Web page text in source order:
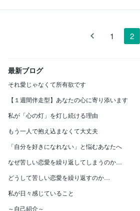
1 2
最新ブログ
それ愛じゃなくて所有欲です
【１週間伴走型】あなたの心に寄り添います
私が「心の灯」を灯し続ける理由
もう一人で抱え込まなくて大丈夫
「自分を好きになれない」と悩むあなたへ
なぜ苦しい恋愛を繰り返してしまうのか…
どうして苦しい恋愛を繰り返すのか…
私が日々感じていること
～自己紹介～